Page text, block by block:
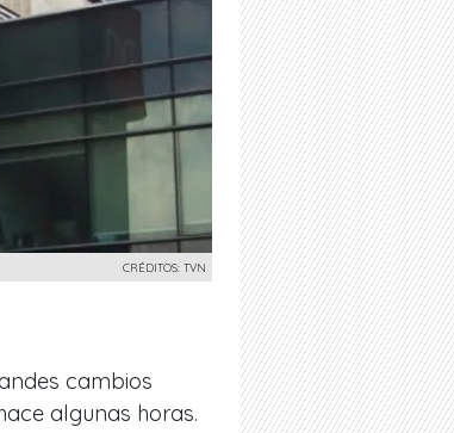
CRÉDITOS: TVN
cambios
algunas horas.